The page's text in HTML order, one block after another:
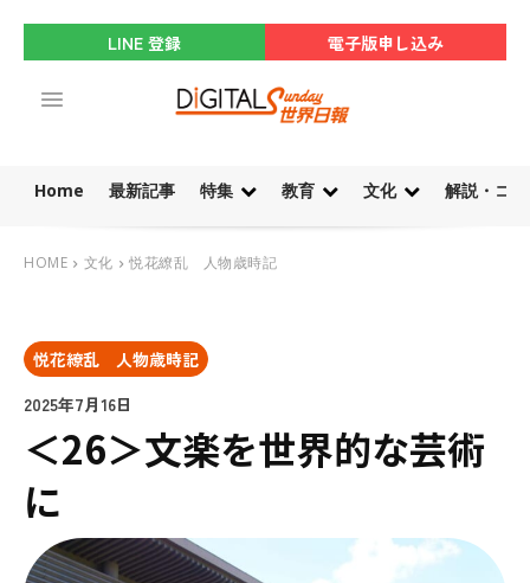
LINE 登録 電子版申し込み
Home 最新記事 特集 教育 文化 解説・コ
HOME 文化 悦花繚乱 人物歳時記
悦花繚乱 人物歳時記
2025年7月16日
＜26＞文楽を世界的な芸術
に